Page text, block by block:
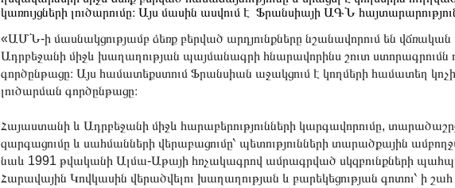
կառույցների լուծարումը։ Այս մասին ասվում է Ֆրանսիայի ԱԳՆ
«ԱՄՆ-ի մասնակցությամբ ձեռք բերված արդյունքները նշանավորում են
Ադրբեջանի միջև խաղաղության պայմանագրի հնարավորինս շուտ ստորագրումն
գործընթացը։ Այս համատեքստում Ֆրանսիան աջակցում է կողմերի համատեղ
լուծարման գործընթացը։
Հայաստանի և Ադրբեջանի միջև հարաբերությունների կարգավորումը,
զարգացումը և սահմանների վերաբացումը՝ պետությունների տարածքային
նաև 1991 թվականի Ալմա-Աթայի հռչակագրով ամրագրված սկզբունքների
Հարավային Կովկասին վերածվելու խաղաղության և բարեկեցության գոտու՝ ի